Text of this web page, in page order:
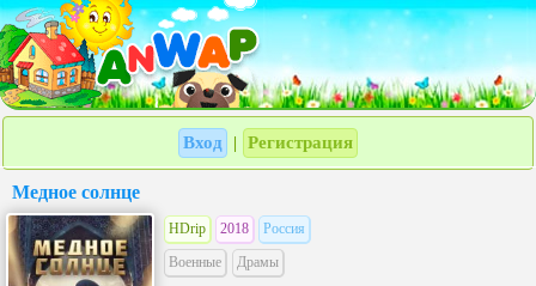
Вход Регистрация
Медное солнце
HDrip 2018
Россия
Военные
Драмы